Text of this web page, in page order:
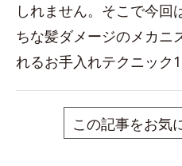
しれません。そこで今回
ちな髪ダメージのメカニ
れるお手入れテクニック
この記事をお気